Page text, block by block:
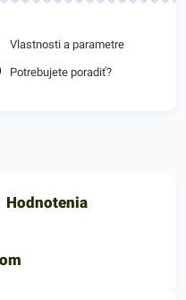
Vlastnosti a parametre
Potrebujete poradiť?
Hodnotenia